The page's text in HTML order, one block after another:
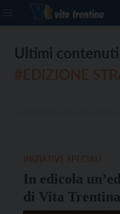
Ultimi
In edicola
di Vita Trentina